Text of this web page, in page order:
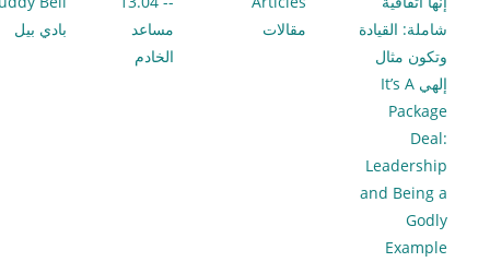
شاملة: القيادة
وتكون مثال
إلهي It’s A
Package
Deal:
Leadership
and Being a
Godly
Example
مقالات
مساعد
الخادم
بادي بيل